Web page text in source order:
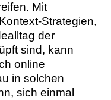
Mit
Strategien,
der
sind, kann
online
in solchen
sich einmal